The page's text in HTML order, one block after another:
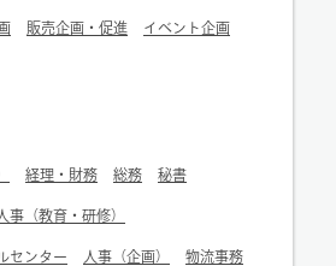
販売企画・促進 イベント企画
経理・財務 総務 秘書
事（教育・研修）
センター 人事（企画） 物流事務